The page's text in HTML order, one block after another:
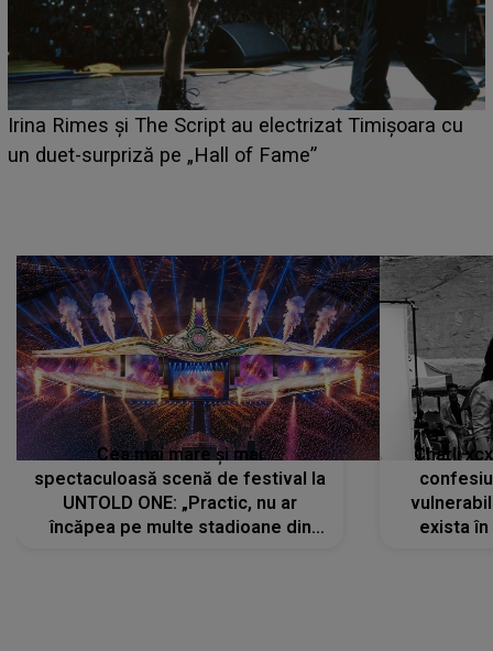
Irina Rimes și The Script au electrizat Timișoara cu
un duet-surpriză pe „Hall of Fame”
Cea mai mare și mai
spectaculoasă scenă de festival la
UNTOLD ONE: „Practic, nu ar
încăpea pe multe stadioane din
Charli
exista